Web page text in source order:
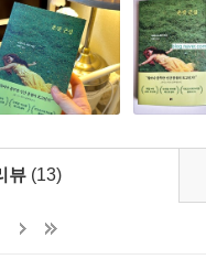
뭐예요?”
로리를 쳐다보면서, 뭐라
쟤가 떨면 온 세상이 진동하
인물들의 근심이 한편
바로 그 하찮음과 위대함
뷰 (13)